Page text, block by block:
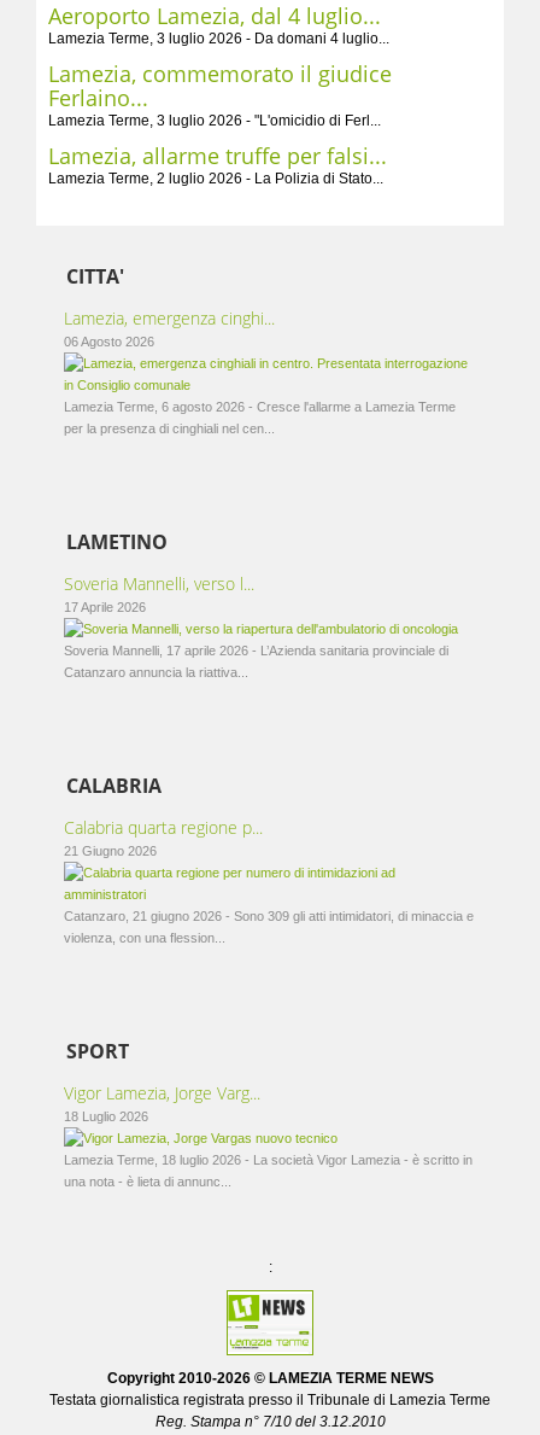
Aeroporto Lamezia, dal 4 luglio...
Lamezia Terme, 3 luglio 2026 - Da domani 4 luglio...
Lamezia, commemorato il giudice
Ferlaino...
Lamezia Terme, 3 luglio 2026 - "L'omicidio di Ferl...
Lamezia, allarme truffe per falsi...
Lamezia Terme, 2 luglio 2026 - La Polizia di Stato...
CITTA'
Lamezia, emergenza cinghi...
06 Agosto 2026
Lamezia Terme, 6 agosto 2026 - Cresce l'allarme a Lamezia Terme
per la presenza di cinghiali nel cen...
LAMETINO
Soveria Mannelli, verso l...
17 Aprile 2026
Soveria Mannelli, 17 aprile 2026 - L’Azienda sanitaria provinciale di
Catanzaro annuncia la riattiva...
CALABRIA
Calabria quarta regione p...
21 Giugno 2026
Catanzaro, 21 giugno 2026 - Sono 309 gli atti intimidatori, di minaccia e
violenza, con una flession...
SPORT
Vigor Lamezia, Jorge Varg...
18 Luglio 2026
Lamezia Terme, 18 luglio 2026 - La società Vigor Lamezia - è scritto in
una nota - è lieta di annunc...
:
Copyright 2010-2026 © LAMEZIA TERME NEWS
Testata giornalistica registrata presso il Tribunale di Lamezia Terme
Reg. Stampa n° 7/10 del 3.12.2010